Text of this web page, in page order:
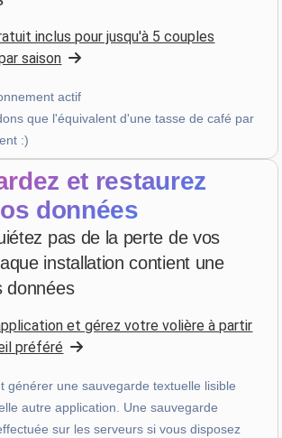
piccola integrazione ma andiamo
wetering ·Nederland
op foutieve ingave van data. Wordt te
uitbreiding mogelijkheden.”
étoiles
Andrade
inclus pour jusqu'à 5 couples
saison
actif
que l'équivalent d'une tasse de café par
:)
et restaurez
données
pas de la perte de vos
installation contient une
données
et gérez votre volière à partir
préféré
générer une sauvegarde textuelle lisible
autre application. Une sauvegarde
sur les serveurs si vous disposez